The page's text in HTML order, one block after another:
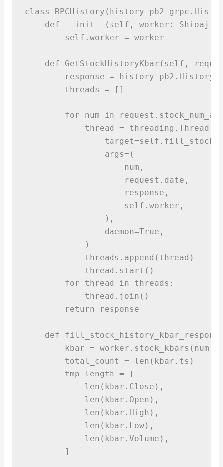
class RPCHistory ( history_pb2_grpc .
def
__init__ ( self , worker : Shioaji
        self
.worker = worker
def GetStockHistoryKbar ( self ,
        response
= history_pb2 .
        threads
= []
for num in request .
            thread
= threading .Thread
target=self .
args=(
                    num
,
                    request
. date ,
                    response
,
self .worker ,
),
daemon=True,
)
            threads
. append ( thread )
            thread
. start ()
for thread in threads :
            thread
. join ()
return response
def
        kbar
= worker . stock_kbars ( num
        total_count
= len ( kbar . ts )
        tmp_length
=
[
len ( kbar . Close ),
len ( kbar . Open ),
len ( kbar . High ),
len ( kbar . Low),
len ( kbar .Volume ),
]